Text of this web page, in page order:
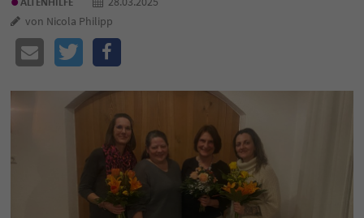
von Nicola Philipp